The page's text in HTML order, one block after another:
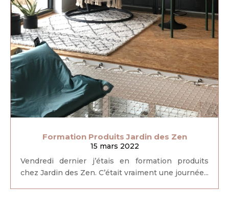
Formation Produits Jardin des Zen
15 mars 2022
Vendredi dernier j’étais en formation produits
chez Jardin des Zen. C’était vraiment une journée...